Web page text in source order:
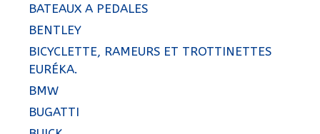
BATEAUX A PEDALES
BENTLEY
BICYCLETTE, RAMEURS ET TROTTINETTES
EURÉKA.
BMW
BUGATTI